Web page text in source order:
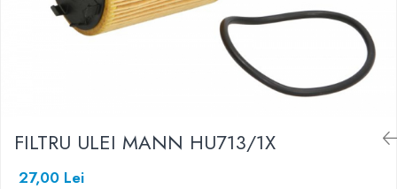
Piese auto aftermarket
Piese auto OE
Ulei de transmisie
Automata
FILTRU ULEI MANN HU713/1X
27,00 Lei